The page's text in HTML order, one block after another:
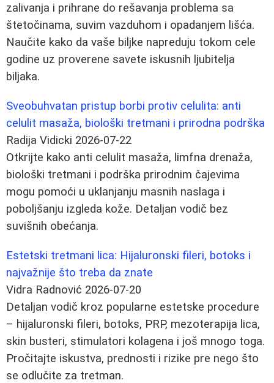
zalivanja i prihrane do rešavanja problema sa
štetočinama, suvim vazduhom i opadanjem lišća.
Naučite kako da vaše biljke napreduju tokom cele
godine uz proverene savete iskusnih ljubitelja
biljaka.
Sveobuhvatan pristup borbi protiv celulita: anti
celulit masaža, biološki tretmani i prirodna podrška
Radija Vidicki 2026-07-22
Otkrijte kako anti celulit masaža, limfna drenaža,
biološki tretmani i podrška prirodnim čajevima
mogu pomoći u uklanjanju masnih naslaga i
poboljšanju izgleda kože. Detaljan vodič bez
suvišnih obećanja.
Estetski tretmani lica: Hijaluronski fileri, botoks i
najvažnije što treba da znate
Vidra Radnović 2026-07-20
Detaljan vodič kroz popularne estetske procedure
– hijaluronski fileri, botoks, PRP, mezoterapija lica,
skin busteri, stimulatori kolagena i još mnogo toga.
Pročitajte iskustva, prednosti i rizike pre nego što
se odlučite za tretman.